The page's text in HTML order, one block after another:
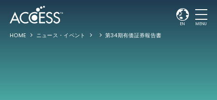
EN MENU
HOME ニュース・イベント 第34期有価証券報告書